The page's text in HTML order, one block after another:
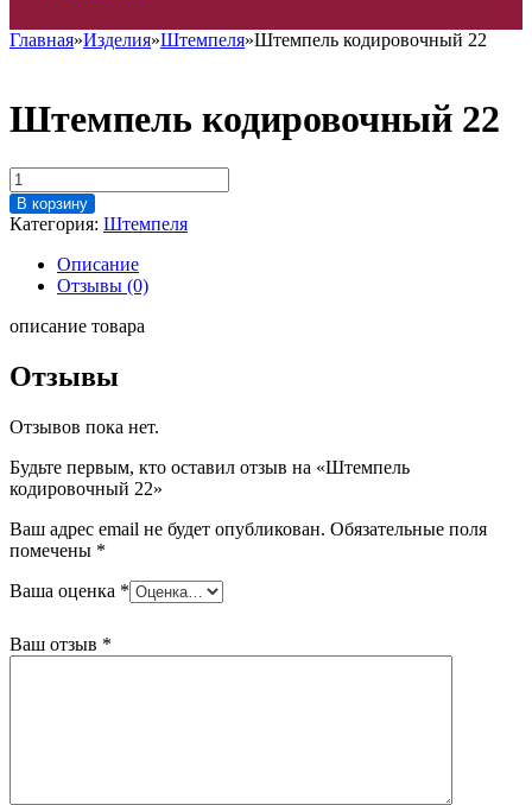
Главная»Изделия»Штемпеля»Штемпель кодировочный 22
Штемпель кодировочный 22
Количество
товара
Штемпель
кодировочный
В корзину
Категория: Штемпеля
Описание
Отзывы (0)
описание товара
Отзывы
Отзывов пока нет.
Будьте первым, кто оставил отзыв на «Штемпель
кодировочный 22»
Ваш адрес email не будет опубликован. Обязательные поля
помечены *
Ваша оценка *
Ваш отзыв *